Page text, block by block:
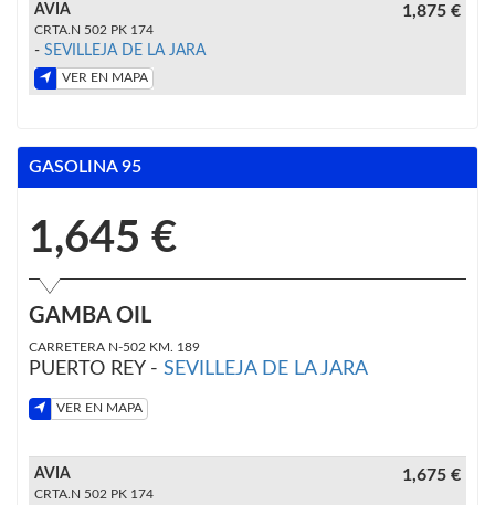
AVIA
CRTA.N 502 PK 174
- SEVILLEJA DE LA JARA
VER EN MAPA
1,875 €
GASOLINA 95
1,645 €
GAMBA OIL
CARRETERA N-502 KM. 189
PUERTO REY - SEVILLEJA DE LA JARA
VER EN MAPA
AVIA
CRTA.N 502 PK 174
1,675 €